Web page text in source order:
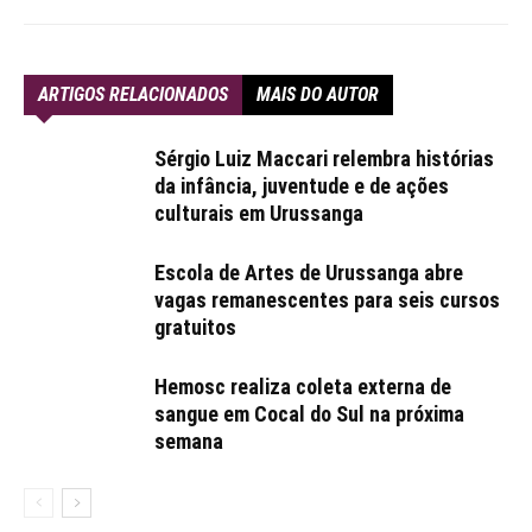
ARTIGOS RELACIONADOS MAIS DO AUTOR
Sérgio Luiz Maccari relembra histórias
da infância, juventude e de ações
culturais em Urussanga
Escola de Artes de Urussanga abre
vagas remanescentes para seis cursos
gratuitos
Hemosc realiza coleta externa de
sangue em Cocal do Sul na próxima
semana